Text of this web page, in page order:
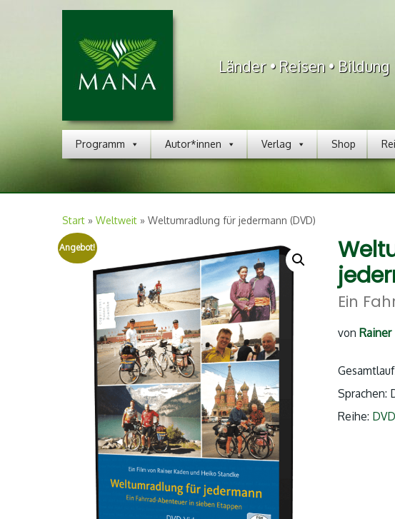
Länder • Reisen • Bildung
Programm Autor*innen Verlag Shop
Start » Weltweit » Weltumradlung für jedermann (DVD)
Angebot!
Ein
von
Sprachen:
Reihe: DVD